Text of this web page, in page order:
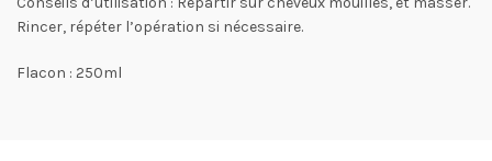
Rincer, répéter l’opération si nécessaire.
Flacon : 250ml